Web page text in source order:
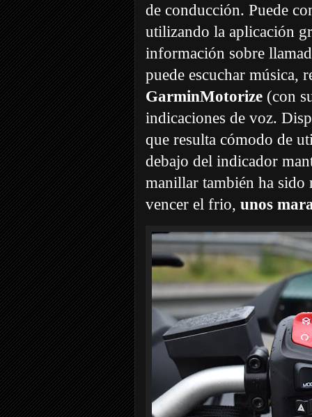
de conducción. Puede
utilizando la aplicación
información sobre
puede escuchar música,
GarminMotorize (con
indicaciones de voz.
que resulta cómodo de
debajo del indicador
manillar también ha
vencer el frio, unos